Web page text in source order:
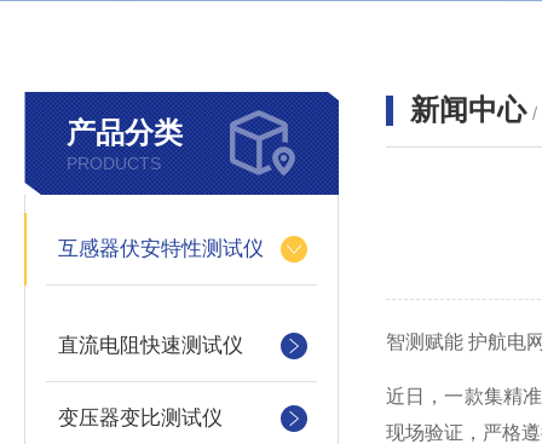
产品分类
PRODUCTS
互感器伏安特性测试仪
直流电阻快速测试仪
变压器变比测试仪
新闻中心 /
智测赋能 护航电
近日，一款集精
现场验证，严格